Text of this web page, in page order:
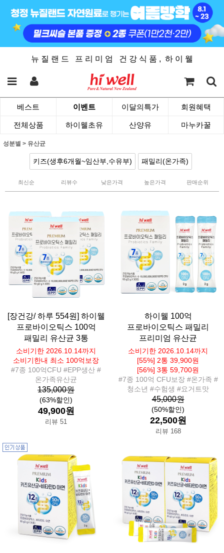
뉴 질 랜 드 프 리 미 엄 건 강 식 품 , 하 이 웰
베스트 이벤트 이달의특가 회원혜택
전체상품 하이웰초유 산양유 마누카꿀
성분별 > 유산균
키즈(생후6개월~임산부,수유부) 패밀리(온가족)
최신순 리뷰수 낮은가격 높은가격 판매순위
[장건강/ 하루 554원] 하이웰
프로바이오틱스 100억
패밀리 유산균 3통
소비기한 2026.10.14까지
소비기한내 최소 100억보장
#7종 100억CFU #EPP생산 #
온가족유산균
135,000원
(63%할인)
49,900원
리뷰 51
하이웰 100억
프로바이오틱스 패밀리
프리미엄 유산균
소비기한 2026.10.14까지
[55%] 2통 39,900원
[56%] 3통 59,700원
#7종 100억 CFU보장 #온가족 #
청소년 #수험생 #요거트맛
45,000원
(50%할인)
22,500원
리뷰 168